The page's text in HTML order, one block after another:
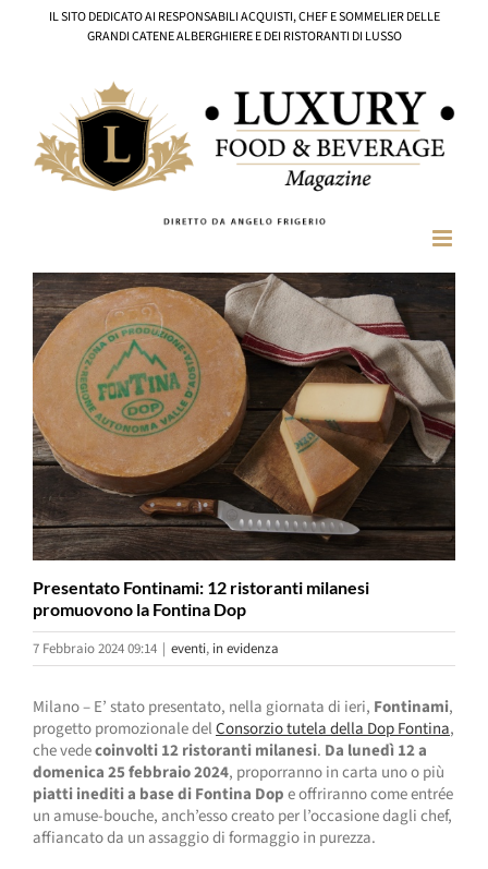
IL SITO DEDICATO AI RESPONSABILI ACQUISTI, CHEF E SOMMELIER DELLE
GRANDI CATENE ALBERGHIERE E DEI RISTORANTI DI LUSSO
Ingrandisci
immagine
Presentato Fontinami: 12 ristoranti milanesi
promuovono la Fontina Dop
7 Febbraio 2024 09:14 | eventi, in evidenza
Milano – E’ stato presentato, nella giornata di ieri, Fontinami,
progetto promozionale delConsorzio tutela della Dop Fontina,
che vedecoinvolti 12 ristoranti milanesi. Da lunedì 12 a
domenica 25 febbraio 2024, proporranno in carta uno o più
piatti inediti a base di Fontina Dope offriranno come entrée
un amuse-bouche, anch’esso creato per l’occasione dagli chef,
affiancato da un assaggio di formaggio in purezza.